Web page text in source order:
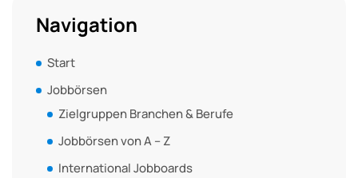
Navigation
Start
Jobbörsen
Zielgruppen Branchen & Berufe
Jobbörsen von A – Z
International Jobboards